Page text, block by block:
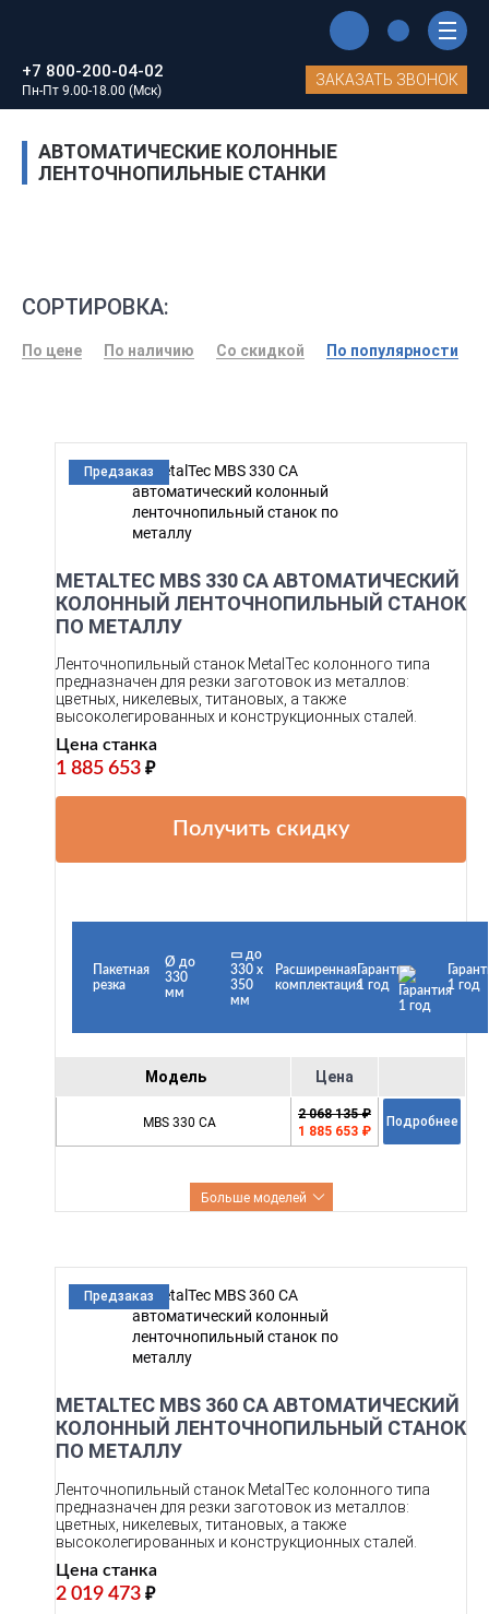
+7 800-200-04-02
Пн-Пт 9.00-18.00 (Мск)
ЗАКАЗАТЬ ЗВОНОК
Ленточнопильные станки MetalTec
Автоматические колонные ленточнопильные станки
АВТОМАТИЧЕСКИЕ КОЛОННЫЕ
ЛЕНТОЧНОПИЛЬНЫЕ СТАНКИ
СОРТИРОВКА:
По цене По наличию Со скидкой По популярности
Предзаказ
METALTEC MBS 330 CА АВТОМАТИЧЕСКИЙ
КОЛОННЫЙ ЛЕНТОЧНОПИЛЬНЫЙ СТАНОК
ПО МЕТАЛЛУ
Ленточнопильный станок MetalTec колонного типа
предназначен для резки заготовок из металлов:
цветных, никелевых, титановых, а также
высоколегированных и конструкционных сталей.
Цена станка
1 885 653 ₽
Получить скидку
Пакетная
резка
Ø до
330
мм
▭ до
330 х
350
мм
Расширенная
комплектация
Гарантия
1 год
1 год
Модель Цена
MBS 330 CА
2 068 135 ₽
1 885 653 ₽
Подробнее
Больше моделей
Предзаказ
METALTEC MBS 360 CА АВТОМАТИЧЕСКИЙ
КОЛОННЫЙ ЛЕНТОЧНОПИЛЬНЫЙ СТАНОК
ПО МЕТАЛЛУ
Ленточнопильный станок MetalTec колонного типа
предназначен для резки заготовок из металлов:
цветных, никелевых, титановых, а также
высоколегированных и конструкционных сталей.
Цена станка
2 019 473 ₽